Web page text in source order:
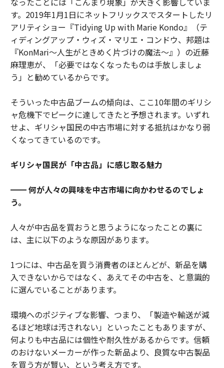
す。2019年1月1日にネットフリックスでスタートしたリ
アリティショー『Tidying Up with Marie Kondo』（テ
ィディングアップ・ウィズ・マリエ・コンドウ、邦題は
『KonMari～人生がときめく片づけの魔法～』）の近藤
麻理恵が、「必要ではなくなったものは手放しましょ
う」と勧めているからです。
そういった中古品ブームの傾向は、ここ10年間のギリシ
ャ危機下でピークに達してきたと予想されます。いずれ
せよ、ギリシャ国民の中古市場に対する抵抗はかなり弱
くなってきているのです。
ギリシャ国民が「中古品」に感じ取る魅力
━━ 何が人々の興味を中古市場に向かわせるのでしょ
う。
人々が中古品を買おうと思うようになったことの裏に
は、主に以下のような原因があります。
1つには、中古品を買う消費者のほとんどが、新品を購
入できないからではなく、あえてその中古を、と意識的
に選んでいることがあります。
環境へのポジティブな影響、つまり、「製造や輸送が減
るほど地球は汚されない」といったこともありますが、
何よりも中古品には個性や耐久性があるからです。信頼
のおけないメーカーが作った新品より、良質な中古製品
を買う方が賢い、という考え方です。